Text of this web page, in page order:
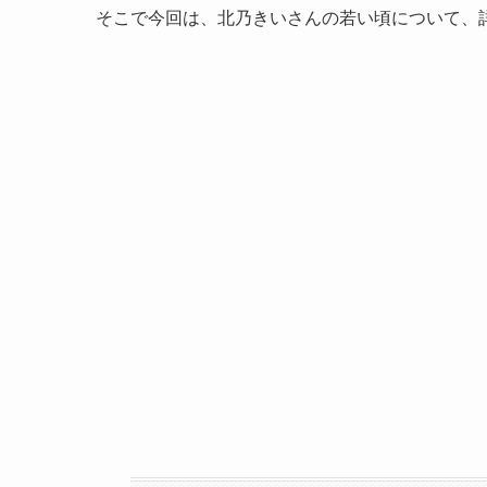
そこで今回は、北乃きいさんの若い頃について、